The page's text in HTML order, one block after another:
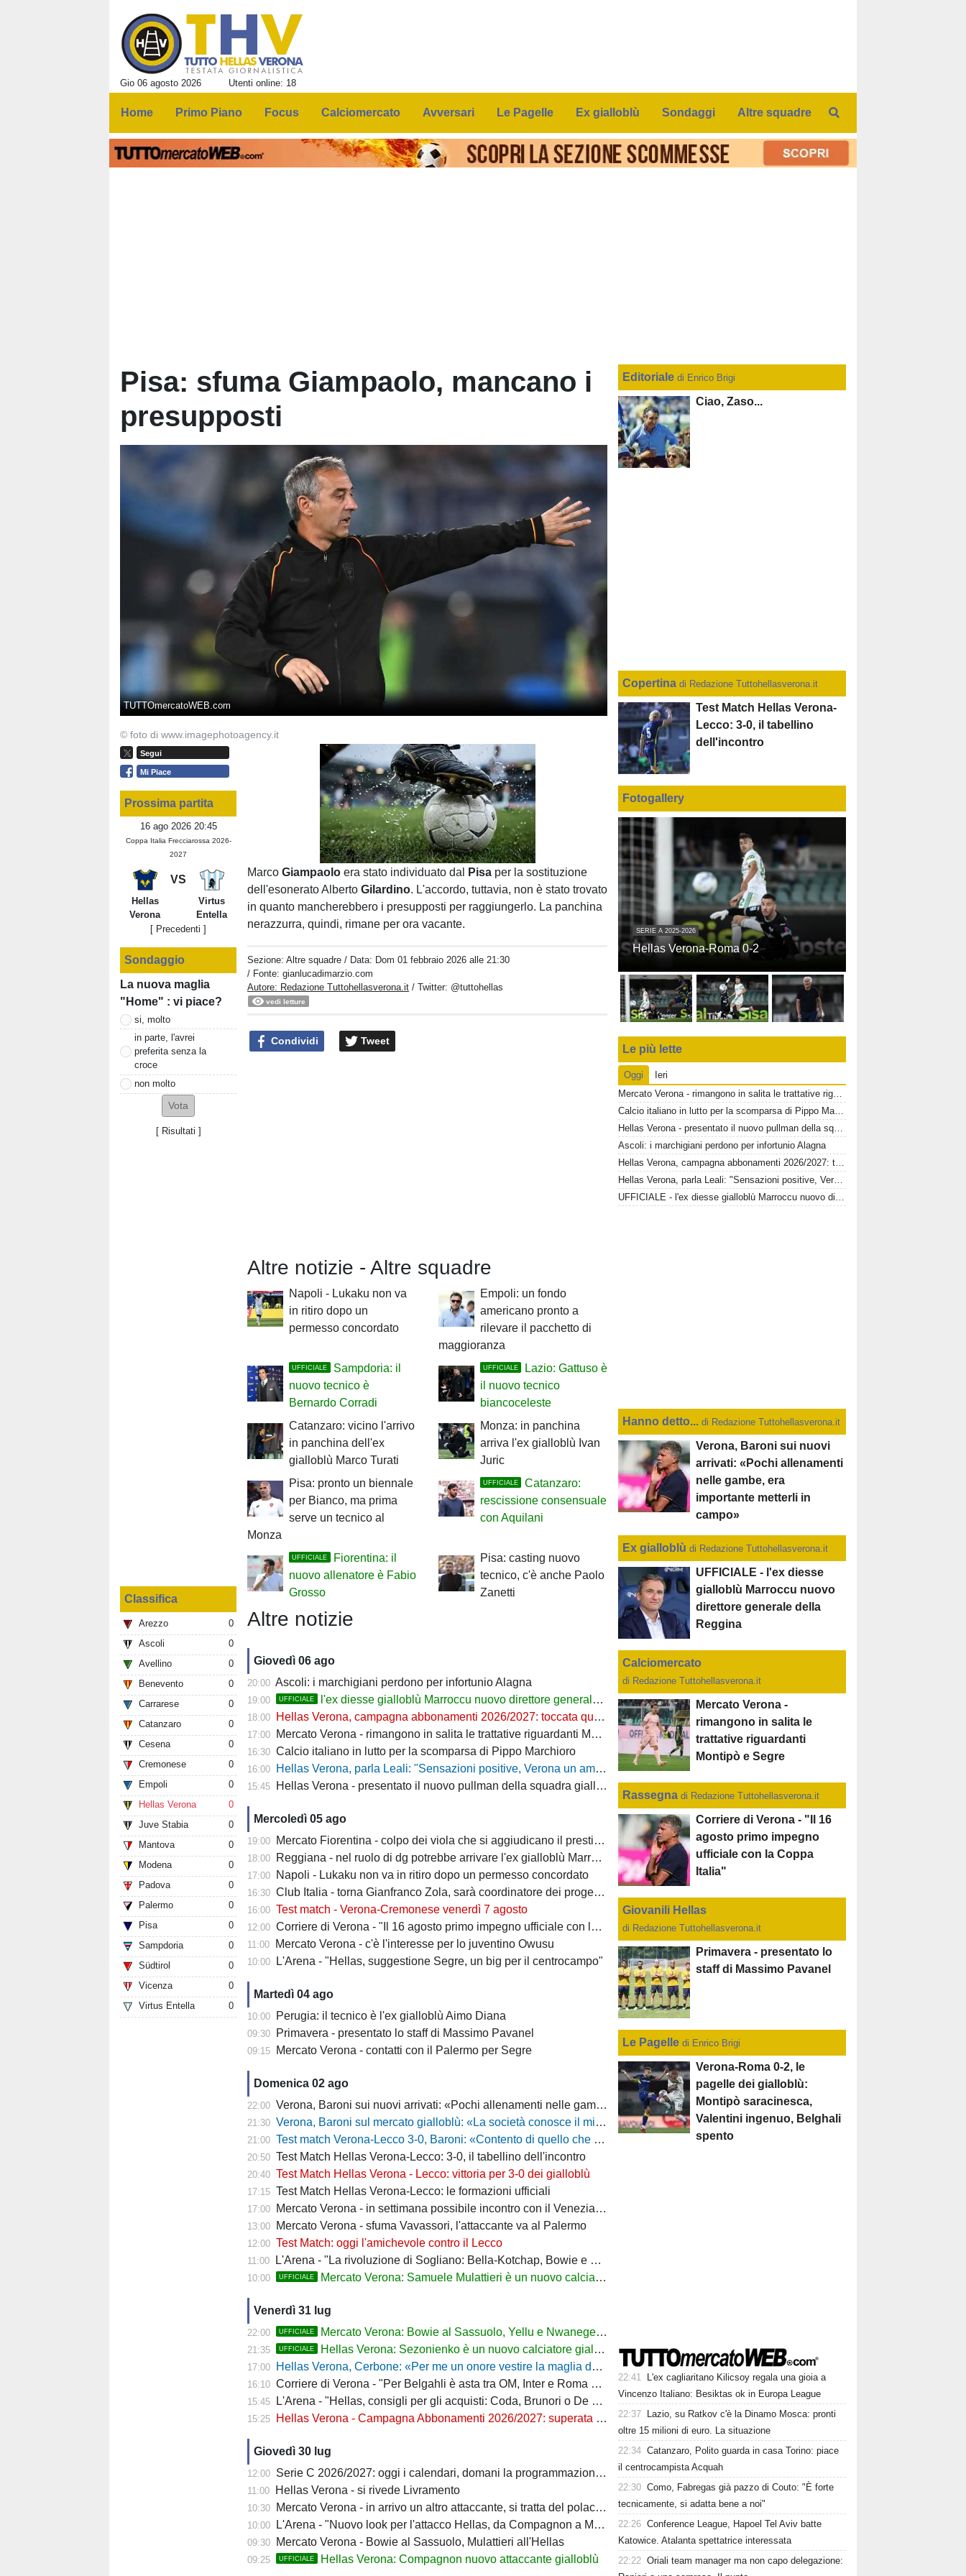
Gio 06 agosto 2026 Utenti online: 18
Home Primo Piano Focus Calciomercato Avversari Le Pagelle Ex gialloblù Sondaggi Altre squadre
Pisa: sfuma Giampaolo, mancano i
presupposti
TUTTOmercatoWEB.com
© foto di www.imagephotoagency.it
Segui
Mi Piace
Prossima partita
16 ago 2026 20:45
Coppa Italia Frecciarossa 2026-
2027
VS
Hellas
Verona
Virtus
Entella
[ Precedenti ]
Sondaggio
La nuova maglia
"Home" : vi piace?
si, molto
in parte, l'avrei
preferita senza la
croce
non molto
[ Risultati ]
Classifica
Arezzo
0
Ascoli
0
Avellino
0
Benevento
0
Carrarese
0
Catanzaro
0
Cesena
0
Cremonese
0
Empoli
0
Hellas Verona
0
Juve Stabia
0
Mantova
0
Modena
0
Padova
0
Palermo
0
Pisa
0
Sampdoria
0
Südtirol
0
Vicenza
0
Virtus Entella
0
Unmute
Loaded:
100.00%
MarcoGiampaoloera stato individuato dal Pisa per la sostituzione
dell'esonerato AlbertoGilardino. L'accordo, tuttavia, non è stato trovato
in quanto mancherebbero i presupposti per raggiungerlo. La panchina
nerazzurra, quindi, rimane per ora vacante.
Sezione:Altre squadre / Data: Dom 01 febbraio 2026 alle 21:30
/ Fonte: gianlucadimarzio.com
Autore: Redazione Tuttohellasverona.it / Twitter: @tuttohellas
vedi letture
Condividi Tweet
Altre notizie - Altre squadre
Napoli - Lukaku non va
in ritiro dopo un
permesso concordato
Empoli: un fondo
americano pronto a
rilevare il pacchetto di
maggioranza
UFFICIALE
Sampdoria: il
nuovo tecnico è
Bernardo Corradi
UFFICIALE
Lazio: Gattuso è
il nuovo tecnico
biancoceleste
Catanzaro: vicino l'arrivo
in panchina dell'ex
gialloblù Marco Turati
Monza: in panchina
arriva l'ex gialloblù Ivan
Juric
Pisa: pronto un biennale
per Bianco, ma prima
serve un tecnico al
Monza
UFFICIALE
Catanzaro:
rescissione consensuale
con Aquilani
UFFICIALE
Fiorentina: il
nuovo allenatore è Fabio
Grosso
Pisa: casting nuovo
tecnico, c'è anche Paolo
Zanetti
Altre notizie
Giovedì 06 ago
20:00 Ascoli: i marchigiani perdono per infortunio Alagna
19:00 UFFICIALE l'ex diesse gialloblù Marroccu nuovo direttore generale della Reggina
18:00 Hellas Verona, campagna abbonamenti 2026/2027: toccata quota 11mila
17:00 Mercato Verona - rimangono in salita le trattative riguardanti Montipò e Segre
16:30 Calcio italiano in lutto per la scomparsa di Pippo Marchioro
16:00 Hellas Verona, parla Leali: "Sensazioni positive, Verona un ambiente dove si può lavorare bene"
15:45 Hellas Verona - presentato il nuovo pullman della squadra gialloblù
Mercoledì 05 ago
19:00 Mercato Fiorentina - colpo dei viola che si aggiudicano il prestito dal Real di Mastantuono
18:00 Reggiana - nel ruolo di dg potrebbe arrivare l'ex gialloblù Marroccu
17:00 Napoli - Lukaku non va in ritiro dopo un permesso concordato
16:30 Club Italia - torna Gianfranco Zola, sarà coordinatore dei progetti delle attività giovanili
16:00 Test match - Verona-Cremonese venerdì 7 agosto
12:00 Corriere di Verona - "Il 16 agosto primo impegno ufficiale con la Coppa Italia"
11:00 Mercato Verona - c'è l'interesse per lo juventino Owusu
10:00 L'Arena - "Hellas, suggestione Segre, un big per il centrocampo"
Martedì 04 ago
10:00 Perugia: il tecnico è l'ex gialloblù Aimo Diana
09:30 Primavera - presentato lo staff di Massimo Pavanel
09:15 Mercato Verona - contatti con il Palermo per Segre
Domenica 02 ago
22:00 Verona, Baroni sui nuovi arrivati: «Pochi allenamenti nelle gambe, era importante metterli in campo»
21:30 Verona, Baroni sul mercato gialloblù: «La società conosce il mio progetto, la mia garanzia è Sogliano»
21:00 Test match Verona-Lecco 3-0, Baroni: «Contento di quello che ho visto, la strada è questa e non torneremo indietro»
20:50 Test Match Hellas Verona-Lecco: 3-0, il tabellino dell'incontro
20:40 Test Match Hellas Verona - Lecco: vittoria per 3-0 dei gialloblù
17:15 Test Match Hellas Verona-Lecco: le formazioni ufficiali
17:00 Mercato Verona - in settimana possibile incontro con il Venezia per Montipò
13:00 Mercato Verona - sfuma Vavassori, l'attaccante va al Palermo
12:00 Test Match: oggi l'amichevole contro il Lecco
11:00 L'Arena - "La rivoluzione di Sogliano: Bella-Kotchap, Bowie e ora Belghali"
10:00 UFFICIALE Mercato Verona: Samuele Mulattieri è un nuovo calciatore gialloblù
Venerdì 31 lug
22:00 UFFICIALE Mercato Verona: Bowie al Sassuolo, Yellu e Nwanege in prestito
21:35 UFFICIALE Hellas Verona: Sezonienko è un nuovo calciatore gialloblù
17:00 Hellas Verona, Cerbone: «Per me un onore vestire la maglia dell'Hellas»
16:10 Corriere di Verona - "Per Belgahli è asta tra OM, Inter e Roma con base fissata a 15mln"
15:45 L'Arena - "Hellas, consigli per gli acquisti: Coda, Brunori o De Luca?"
15:25 Hellas Verona - Campagna Abbonamenti 2026/2027: superata quota 10mila tessere
Giovedì 30 lug
12:00 Serie C 2026/2027: oggi i calendari, domani la programmazione delle prime giornate
11:00 Hellas Verona - si rivede Livramento
10:30 Mercato Verona - in arrivo un altro attaccante, si tratta del polacco Sezonienko
10:00 L'Arena - "Nuovo look per l'attacco Hellas, da Compagnon a Mulattieri"
09:30 Mercato Verona - Bowie al Sassuolo, Mulattieri all'Hellas
09:25 UFFICIALE Hellas Verona: Compagnon nuovo attaccante gialloblù
Editorialedi Enrico Brigi
Ciao, Zaso...
Copertina di Redazione Tuttohellasverona.it
Test Match Hellas Verona-
Lecco: 3-0, il tabellino
dell'incontro
Fotogallery
SERIE A 2025-2026
Hellas Verona-Roma 0-2
Le più lette
Oggi
Ieri
Mercato Verona - rimangono in salita le trattative riguardanti Montipò e Segre
Calcio italiano in lutto per la scomparsa di Pippo Marchioro
Hellas Verona - presentato il nuovo pullman della squadra gialloblù
Ascoli: i marchigiani perdono per infortunio Alagna
Hellas Verona, campagna abbonamenti 2026/2027: toccata quota 11mila
Hellas Verona, parla Leali: "Sensazioni positive, Verona un ambiente dove si può lavorare bene"
UFFICIALE - l'ex diesse gialloblù Marroccu nuovo direttore generale della Reggina
Hanno detto... di Redazione Tuttohellasverona.it
Verona, Baroni sui nuovi
arrivati: «Pochi allenamenti
nelle gambe, era
importante metterli in
campo»
Ex gialloblùdi Redazione Tuttohellasverona.it
UFFICIALE - l'ex diesse
gialloblù Marroccu nuovo
direttore generale della
Reggina
Calciomercato
di Redazione Tuttohellasverona.it
Mercato Verona -
rimangono in salita le
trattative riguardanti
Montipò e Segre
Rassegna di Redazione Tuttohellasverona.it
Corriere di Verona - "Il 16
agosto primo impegno
ufficiale con la Coppa
Italia"
Giovanili Hellas
di Redazione Tuttohellasverona.it
Primavera - presentato lo
staff di Massimo Pavanel
Le Pagelle di Enrico Brigi
Verona-Roma 0-2, le
pagelle dei gialloblù:
Montipò saracinesca,
Valentini ingenuo, Belghali
spento
22:41
L'ex cagliaritano Kilicsoy regala una gioia a
Vincenzo Italiano: Besiktas ok in Europa League
22:37
Lazio, su Ratkov c'è la Dinamo Mosca: pronti
oltre 15 milioni di euro. La situazione
22:34 Catanzaro, Polito guarda in casa Torino: piace
il centrocampista Acquah
22:30 Como, Fabregas già pazzo di Couto: "È forte
tecnicamente, si adatta bene a noi"
22:26 Conference League, Hapoel Tel Aviv batte
Katowice. Atalanta spettatrice interessata
22:22 Oriali team manager ma non capo delegazione: